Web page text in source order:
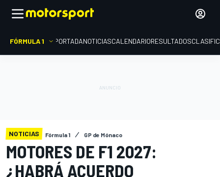
FÓRMULA 1 PORTADANOTICIASCALENDARIORESULTADOS
NOTICIAS Fórmula 1 GP de Mónaco
MOTORES DE F1 2027:
¿HABRÁ ACUERDO